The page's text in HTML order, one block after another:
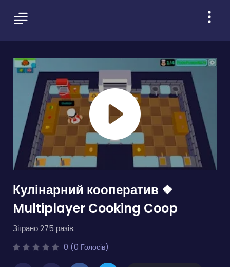
Кулінарний кооператив ❖
Multiplayer Cooking Coop
Зіграно 275 разів.
0 (0 Голосів)